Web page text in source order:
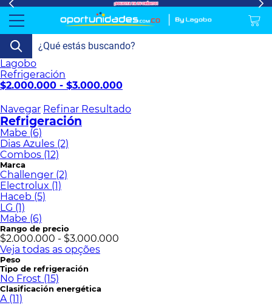
Mi
Lavado
Secado
lavado-
y-
secado
Refrigeración
Refrigeración
Comercial
refrigeracion-
comercial
Televisión
Aire y
Climatización
Aire y
Climatización
Colchones
Colchones
más
Cocina
Tecnología
ElectroHogar
Sonido
Combos/a>
Herramientas/a>
Cuidado
Personal/a>
Accesorios/a>
Lagobo
Refrigeración
$2.000.000 - $3.000.000
Navegar Refinar Resultado
Refrigeración
Mabe (6)
Dias Azules (2)
Combos (12)
Marca
Challenger (2)
Electrolux (1)
Haceb (5)
LG (1)
Mabe (6)
Rango de precio
$2.000.000 - $3.000.000
Veja todas as opções
Peso
Tipo de refrigeración
No Frost (15)
Clasificación energética
A (11)